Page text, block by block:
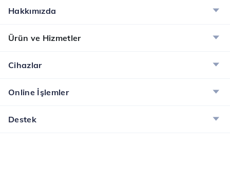
Hakkımızda
Ürün ve Hizmetler
Cihazlar
Online İşlemler
Destek